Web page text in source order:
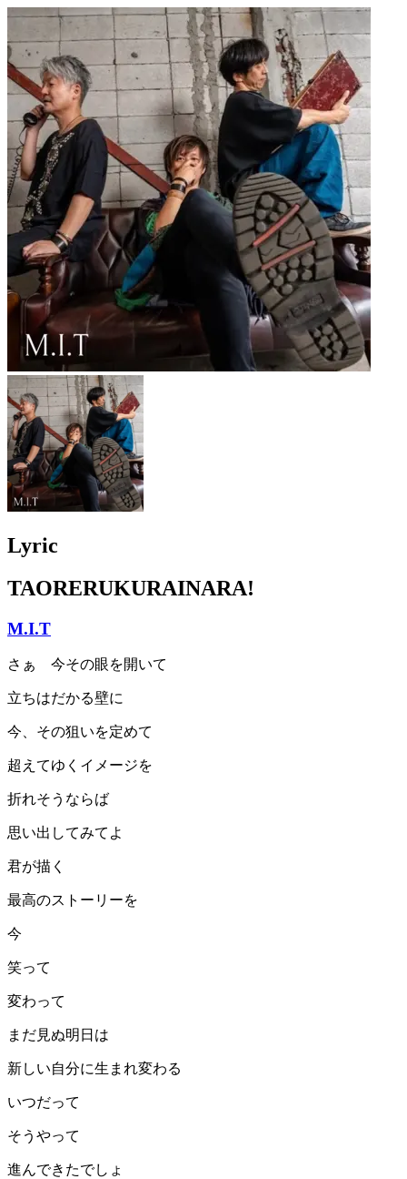
Lyric
TAORERUKURAINARA!
M.I.T
さぁ 今その眼を開いて
立ちはだかる壁に
今、その狙いを定めて
超えてゆくイメージを
折れそうならば
思い出してみてよ
君が描く
最高のストーリーを
今
笑って
変わって
まだ見ぬ明日は
新しい自分に生まれ変わる
いつだって
そうやって
進んできたでしょ